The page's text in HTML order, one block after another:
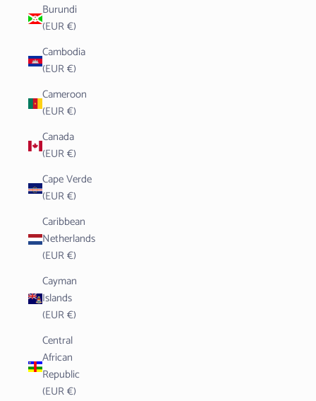
Burundi
(EUR €)
Cambodia
(EUR €)
Cameroon
(EUR €)
Canada
(EUR €)
Cape Verde
(EUR €)
Caribbean
Netherlands
(EUR €)
Cayman
Islands
(EUR €)
Central
African
Republic
(EUR €)